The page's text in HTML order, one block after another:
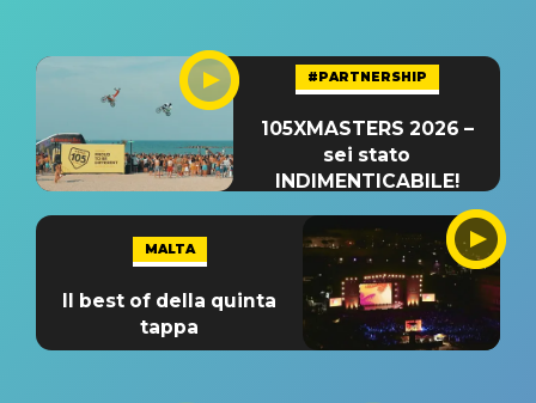
#PARTNERSHIP
105XMASTERS 2026 –
sei stato
INDIMENTICABILE!
MALTA
Il best of della quinta
tappa